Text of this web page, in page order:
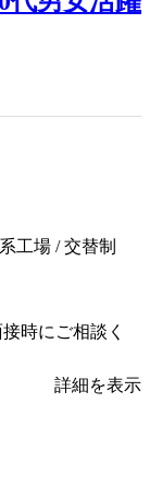
工場 / 交替制
時にご相談く
詳細を表示